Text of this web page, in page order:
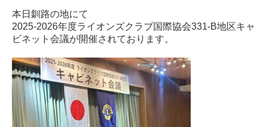
本日釧路の地にて
2025-2026年度ライオンズクラブ国際協会331-B地区キャ
ビネット会議が開催されております。